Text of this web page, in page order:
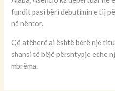
fundit pasi bëri debutimin e tij
në nëntor.
Që atëherë ai është bërë një
shansi të bëjë përshtypje edhe
mbrëma.